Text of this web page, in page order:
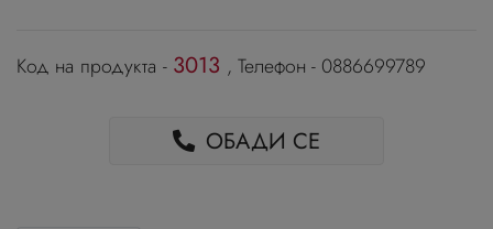
Код на продукта - 3013 , Телефон - 0886699789
ОБАДИ СЕ